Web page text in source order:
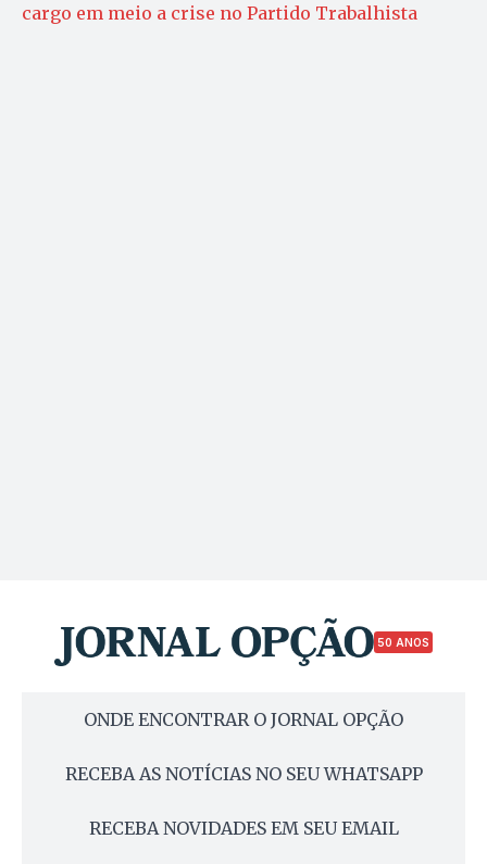
cargo em meio a crise no Partido Trabalhista
50 ANOS
ONDE ENCONTRAR O JORNAL OPÇÃO
RECEBA AS NOTÍCIAS NO SEU WHATSAPP
RECEBA NOVIDADES EM SEU EMAIL